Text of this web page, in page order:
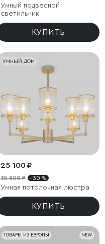
Умный подвесной
светильник
КУПИТЬ
УМНЫЙ ДОМ
25 100 ₽
35 800 ₽ - 30 %
Умная потолочная люстра
КУПИТЬ
NEW
ТОВАРЫ ИЗ ЕВРОПЫ